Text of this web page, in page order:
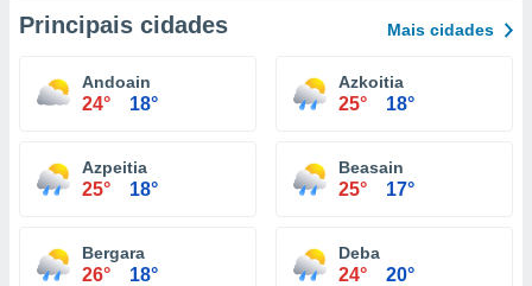
Principais cidades Mais cidades
Andoain
24° 18°
Azkoitia
25° 18°
Azpeitia
25° 18°
Beasain
25° 17°
Bergara
26° 18°
Deba
24° 20°